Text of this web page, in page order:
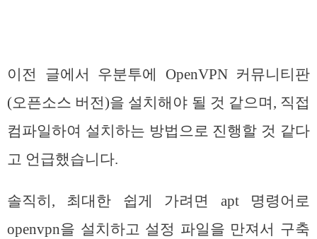
이전 글에서 우분투에 OpenVPN 커뮤니티판
(오픈소스 버전)을 설치해야 될 것 같으며, 직접
컴파일하여 설치하는 방법으로 진행할 것 같다
고 언급했습니다.
솔직히, 최대한 쉽게 가려면 apt 명령어로
openvpn을 설치하고 설정 파일을 만져서 구축